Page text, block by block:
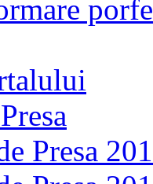
Presa